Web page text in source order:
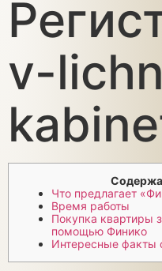
v-
Что предлагает
Время работы
Покупка квартиры
помощью Финико
Интересные факты